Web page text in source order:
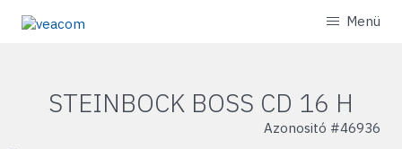
Menü
STEINBOCK BOSS CD 16 H
Azonositó #46936